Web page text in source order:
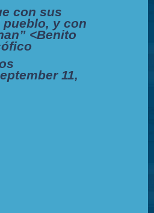
con sus
y con
<Benito
11,